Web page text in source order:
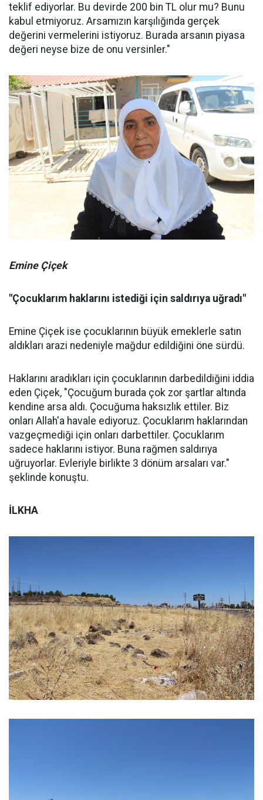
teklif ediyorlar. Bu devirde 200 bin TL olur mu? Bunu
kabul etmiyoruz. Arsamızın karşılığında gerçek
değerini vermelerini istiyoruz. Burada arsanın piyasa
değeri neyse bize de onu versinler."
Emine Çiçek
"Çocuklarım haklarını istediği için saldırıya uğradı"
Emine Çiçek ise çocuklarının büyük emeklerle satın
aldıkları arazi nedeniyle mağdur edildiğini öne sürdü.
Haklarını aradıkları için çocuklarının darbedildiğini iddia
eden Çiçek, "Çocuğum burada çok zor şartlar altında
kendine arsa aldı. Çocuğuma haksızlık ettiler. Biz
onları Allah'a havale ediyoruz. Çocuklarım haklarından
vazgeçmediği için onları darbettiler. Çocuklarım
sadece haklarını istiyor. Buna rağmen saldırıya
uğruyorlar. Evleriyle birlikte 3 dönüm arsaları var."
şeklinde konuştu.
İLKHA